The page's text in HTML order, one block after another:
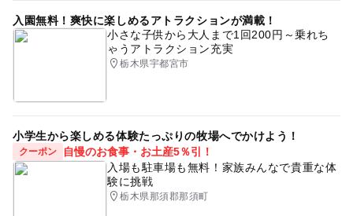
入園無料！爽快に楽しめるアトラクションが満載！
小さな子供から大人まで1回200円～乗れち
ゃうアトラクション充実
栃木県宇都宮市
小学生から楽しめる体験たっぷりの牧場へでかけよう！
クーポン
自慢のお食事・お土産5％引！
入場も駐車場も無料！家族みんなで貴重な体
験に挑戦
栃木県那須郡那須町